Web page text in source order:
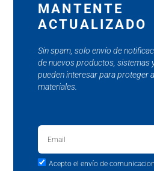
MANTENTE
ACTUALIZADO
Sin spam, solo envío de
de nuevos productos, sistemas
pueden interesar para proteger
materiales.
Acepto el envío de